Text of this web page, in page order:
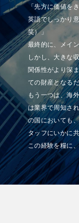
「先方に価値を
英語でしっかり
笑）」
最終的に、メイ
しかし、大きな
関係性がより深
ての財産となる
もう一つは、海
は業界で周知さ
の国においても
タッフにいかに
この経験を糧に